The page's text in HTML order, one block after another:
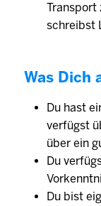
Transport
schreibst
Was Dich
Du hast
verfügst
über ein
Du
Du bist